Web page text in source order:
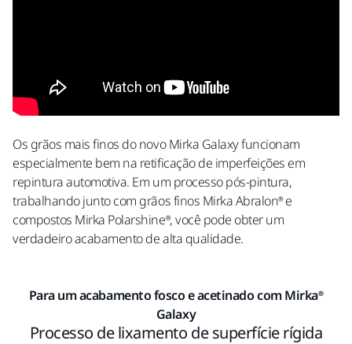
Os grãos mais finos do novo Mirka Galaxy funcionam
especialmente bem na retificação de imperfeições em
repintura automotiva. Em um processo pós-pintura,
trabalhando junto com grãos finos Mirka Abralon® e
compostos Mirka Polarshine®, você pode obter um
verdadeiro acabamento de alta qualidade.
Para um acabamento fosco e acetinado com Mirka®
Galaxy
Processo de lixamento de superfície rígida